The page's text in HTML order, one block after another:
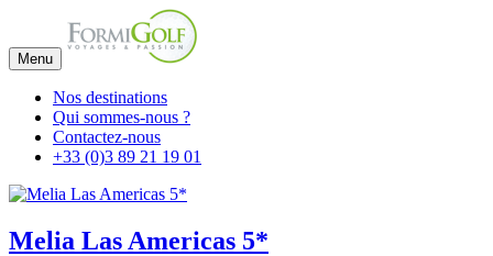
Menu
Nos destinations
Qui sommes-nous ?
Contactez-nous
+33 (0)3 89 21 19 01
Melia Las Americas 5*